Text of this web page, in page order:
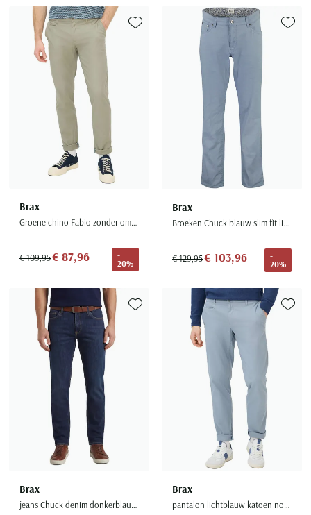
Brax
Groene chino Fabio zonder omslag
€ 109,95€ 87,96
-
20%
Toevoegen aan favorieten
Brax
Broeken Chuck blauw slim fit linnen
€ 129,95€ 103,96
-
20%
Brax
jeans Chuck denim donkerblauw effen
Toevoegen aan favorieten
Brax
pantalon lichtblauw katoen normale fit